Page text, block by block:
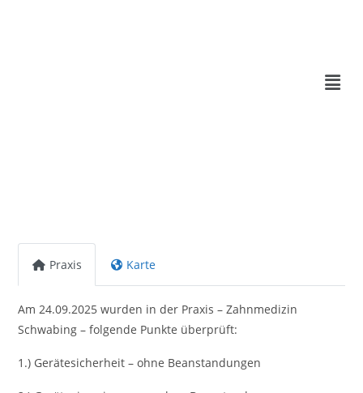
Praxis Karte
Am 24.09.2025 wurden in der Praxis – Zahnmedizin
Schwabing – folgende Punkte überprüft:
1.) Gerätesicherheit – ohne Beanstandungen